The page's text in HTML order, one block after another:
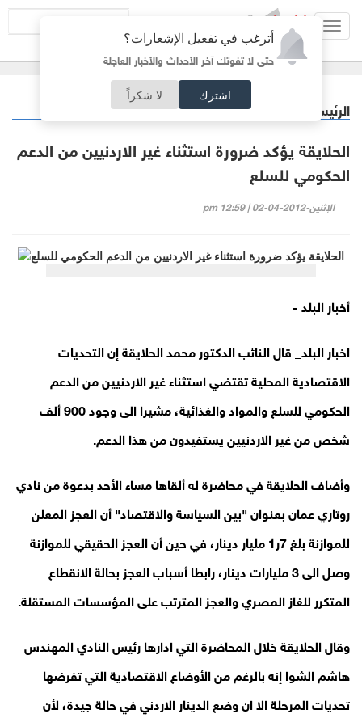
أترغب في تفعيل الإشعارات؟
حتى لا تفوتك آخر الأحداث والأخبار العاجلة
اشترك لا شكراً
الرئيسية
الحلايقة يؤكد ضرورة استثناء غير الاردنيين من الدعم
الحكومي للسلع
الإثنين-2012-04-02 | 12:59 pm
أخبار البلد -
اخبار البلد_ قال النائب الدكتور محمد الحلايقة إن التحديات
الاقتصادية المحلية تقتضي استثناء غير الاردنيين من الدعم
الحكومي للسلع والمواد والغذائية، مشيرا الى وجود 900 ألف
شخص من غير الاردنيين يستفيدون من هذا الدعم.
وأضاف الحلايقة في محاضرة له ألقاها مساء الأحد بدعوة من نادي
روتاري عمان بعنوان "بين السياسة والاقتصاد" أن العجز المعلن
للموازنة بلغ 7ر1 مليار دينار، في حين أن العجز الحقيقي للموازنة
وصل الى 3 مليارات دينار، رابطا أسباب العجز بحالة الانقطاع
المتكرر للغاز المصري والعجز المترتب على المؤسسات المستقلة.
وقال الحلايقة خلال المحاضرة التي ادارها رئيس النادي المهندس
هاشم الشوا إنه بالرغم من الأوضاع الاقتصادية التي تفرضها
تحديات المرحلة الا ان وضع الدينار الاردني في حالة جيدة، لأن